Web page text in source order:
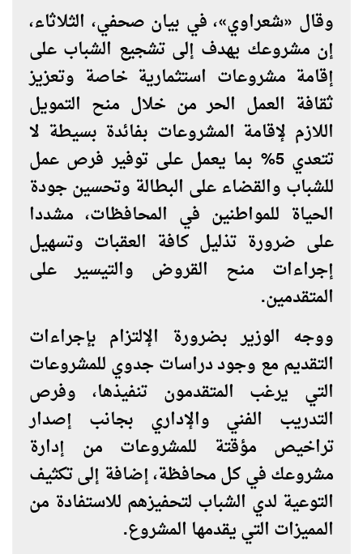
وقال «شعراوي»، في بيان صحفي، الثلاثاء،
إن مشروعك يهدف إلى تشجيع الشباب على
إقامة مشروعات استثمارية خاصة وتعزيز
ثقافة العمل الحر من خلال منح التمويل
اللازم لإقامة المشروعات بفائدة بسيطة لا
تتعدي 5% بما يعمل على توفير فرص عمل
للشباب والقضاء على البطالة وتحسين جودة
الحياة للمواطنين في المحافظات، مشددا
على ضرورة تذليل كافة العقبات وتسهيل
إجراءات منح القروض والتيسير على
المتقدمين.
ووجه الوزير بضرورة الإلتزام بإجراءات
التقديم مع وجود دراسات جدوي للمشروعات
التي يرغب المتقدمون تنفيذها، وفرص
التدريب الفني والإداري بجانب إصدار
تراخيص مؤقتة للمشروعات من إدارة
مشروعك في كل محافظة، إضافة إلى تكثيف
التوعية لدي الشباب لتحفيزهم للاستفادة من
المميزات التي يقدمها المشروع.